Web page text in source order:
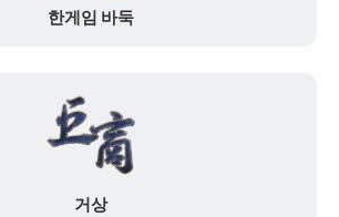
한게임 바둑
거상